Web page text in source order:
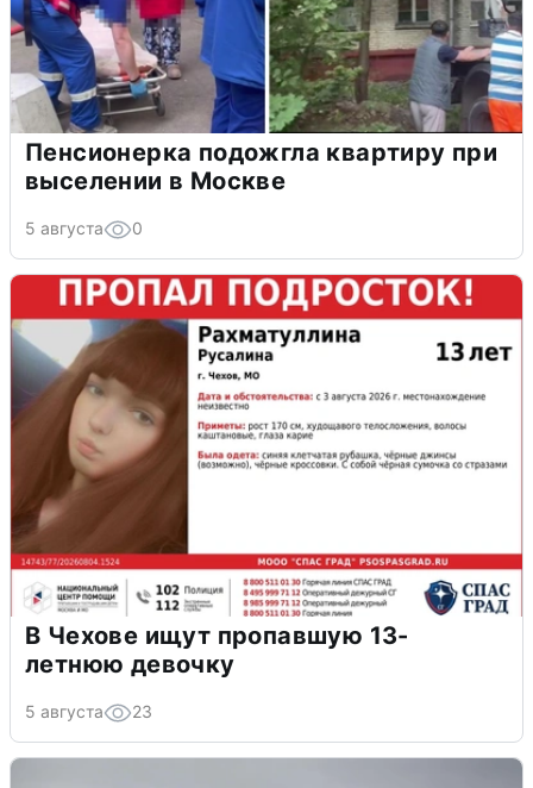
Пенсионерка подожгла квартиру при
выселении в Москве
5 августа 0
В Чехове ищут пропавшую 13-
летнюю девочку
5 августа 23